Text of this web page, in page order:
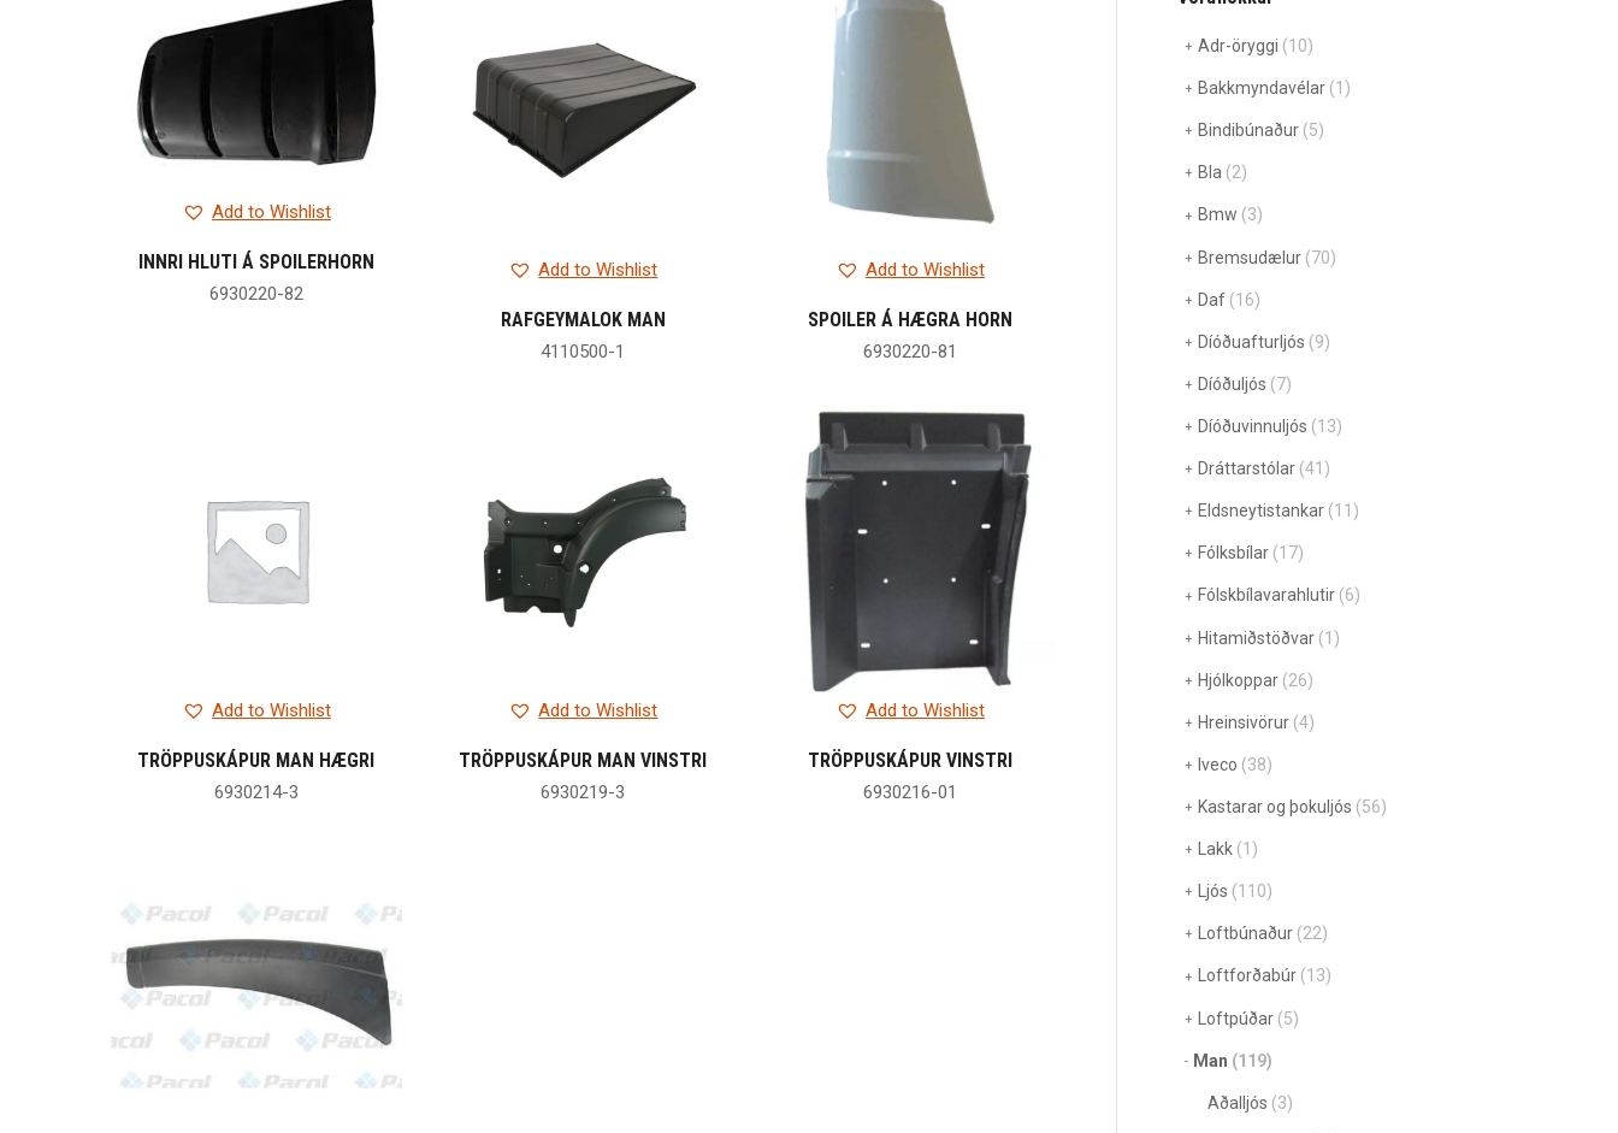
Add to Wishlist
INNRI HLUTI Á SPOILERHORN
6930220-82
Add to Wishlist
RAFGEYMALOK MAN
4110500-1
Add to Wishlist
SPOILER Á HÆGRA HORN
6930220-81
Add to Wishlist
TRÖPPUSKÁPUR MAN HÆGRI
6930214-3
Add to Wishlist
TRÖPPUSKÁPUR MAN VINSTRI
6930219-3
Add to Wishlist
TRÖPPUSKÁPUR VINSTRI
6930216-01
Adr-öryggi (10)
Bakkmyndavélar (1)
Bindibúnaður (5)
Bla (2)
Bmw (3)
Bremsudælur (70)
Daf (16)
Díóðuafturljós (9)
Díóðuljós (7)
Díóðuvinnuljós (13)
Dráttarstólar (41)
Eldsneytistankar (11)
Fólksbílar (17)
Fólskbílavarahlutir (6)
Hitamiðstöðvar (1)
Hjólkoppar (26)
Hreinsivörur (4)
Iveco (38)
Kastarar og þokuljós (56)
Lakk (1)
Ljós (110)
Loftbúnaður (22)
Loftforðabúr (13)
Loftpúðar (5)
Man (119)
Aðalljós (3)